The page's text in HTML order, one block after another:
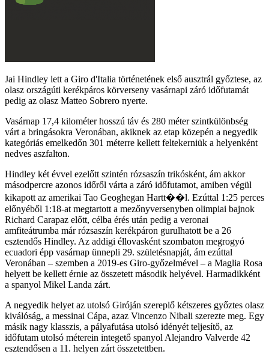
Jai Hindley lett a Giro d'Italia történetének első ausztrál győztese, az
olasz országúti kerékpáros körverseny vasárnapi záró időfutamát
pedig az olasz Matteo Sobrero nyerte.
Vasárnap 17,4 kilométer hosszú táv és 280 méter szintkülönbség
várt a bringásokra Veronában, akiknek az etap közepén a negyedik
kategóriás emelkedőn 301 méterre kellett feltekerniük a helyenként
nedves aszfalton.
Hindley két évvel ezelőtt szintén rózsaszín trikósként, ám akkor
másodpercre azonos időről várta a záró időfutamot, amiben végül
kikapott az amerikai Tao Geoghegan Hartt��l. Ezúttal 1:25 perces
előnyéből 1:18-at megtartott a mezőnyversenyben olimpiai bajnok
Richard Carapaz előtt, célba érés után pedig a veronai
amfiteátrumba már rózsaszín kerékpáron gurulhatott be a 26
esztendős Hindley. Az addigi éllovasként szombaton megrogyó
ecuadori épp vasárnap ünnepli 29. születésnapját, ám ezúttal
Veronában – szemben a 2019-es Giro-győzelmével – a Maglia Rosa
helyett be kellett érnie az összetett második helyével. Harmadikként
a spanyol Mikel Landa zárt.
A negyedik helyet az utolsó Giróján szereplő kétszeres győztes olasz
kiválóság, a messinai Cápa, azaz Vincenzo Nibali szerezte meg. Egy
másik nagy klasszis, a pályafutása utolsó idényét teljesítő, az
időfutam utolsó méterein integető spanyol Alejandro Valverde 42
esztendősen a 11. helyen zárt összetettben.